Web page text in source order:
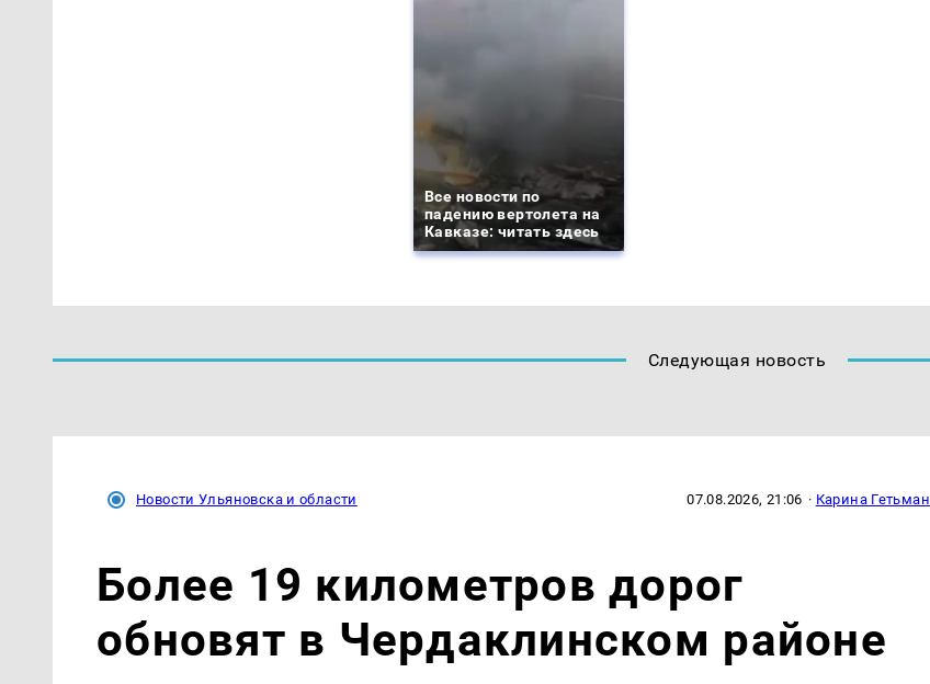
Все новости по
падению вертолета на
Кавказе: читать здесь
Следующая новость
Новости Ульяновска и области 07.08.2026, 21:06 · Карина Гетьман
Более 19 километров дорог
обновят в Чердаклинском районе